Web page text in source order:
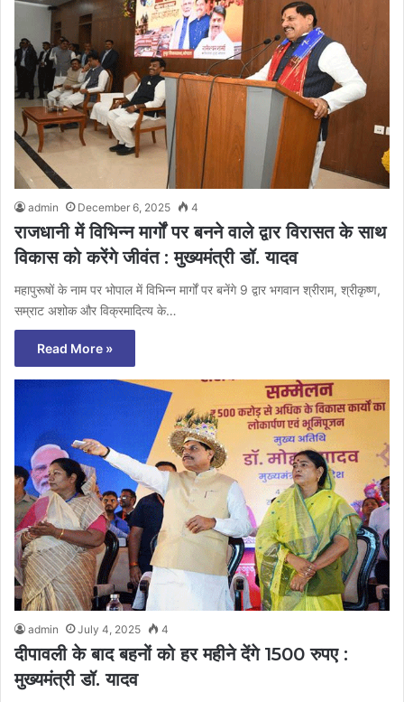
admin December 6, 2025 4
राजधानी में विभिन्न मार्गों पर बनने वाले द्वार विरासत के साथ
विकास को करेंगे जीवंत : मुख्यमंत्री डॉ. यादव
महापुरूषों के नाम पर भोपाल में विभिन्न मार्गों पर बनेंगे 9 द्वार भगवान श्रीराम, श्रीकृष्ण,
सम्राट अशोक और विक्रमादित्य के…
Read More »
admin July 4, 2025 4
दीपावली के बाद बहनों को हर महीने देंगे 1500 रुपए :
मुख्यमंत्री डॉ. यादव